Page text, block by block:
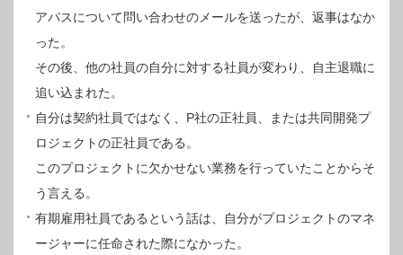
アパスについて問い合わせのメールを送ったが、返事はなか
った。
その後、他の社員の自分に対する社員が変わり、自主退職に
追い込まれた。
自分は契約社員ではなく、P社の正社員、または共同開発プ
ロジェクトの正社員である。
このプロジェクトに欠かせない業務を行っていたことからそ
う言える。
有期雇用社員であるという話は、自分がプロジェクトのマネ
ージャーに任命された際になかった。